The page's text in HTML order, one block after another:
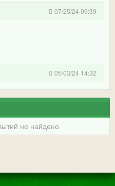
07/25/24 09:39
05/03/24 14:32
не найдено